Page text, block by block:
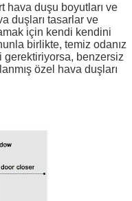
hava duşu boyutları ve
duşları tasarlar ve
için kendi kendini
birlikte, temiz odanız
benzersiz
özel hava duşları